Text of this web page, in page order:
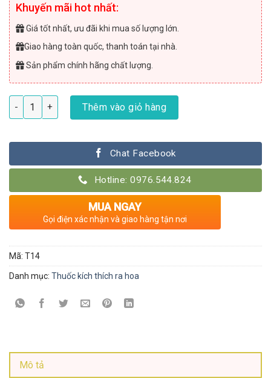
Khuyến mãi hot nhất:
Giá tốt nhất, ưu đãi khi mua số lượng lớn.
Giao hàng toàn quốc, thanh toán tại nhà.
Sản phẩm chính hãng chất lượng.
Phân bón kích ra hoa dạng xịt Đầu trâu Spray - 2 số lượng
Thêm vào giỏ hàng
Chat Facebook
Hotline: 0976.544.824
MUA NGAY
Gọi điện xác nhận và giao hàng tận nơi
Mã: T14
Danh mục: Thuốc kích thích ra hoa
Mô tả